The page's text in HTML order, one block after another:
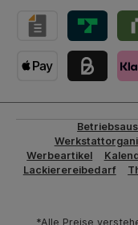
Werbeartikel
Lackierereibedarf
*Alle Preise